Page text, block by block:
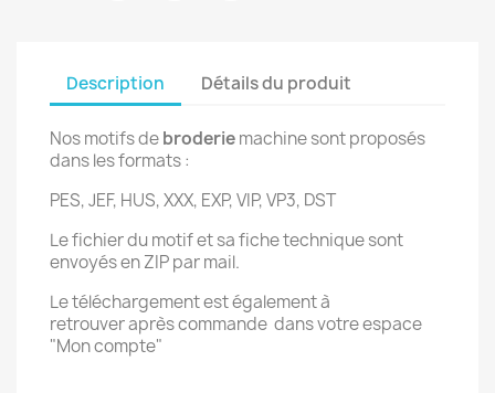
Description Détails du produit
Nos motifs debroderiemachine sont proposés
dans les formats :
PES, JEF, HUS, XXX, EXP, VIP, VP3, DST
Le fichier du motif et sa fiche technique sont
envoyés en ZIP par mail.
Le téléchargement est également à
retrouver après commande dans votre espace
"Mon compte"